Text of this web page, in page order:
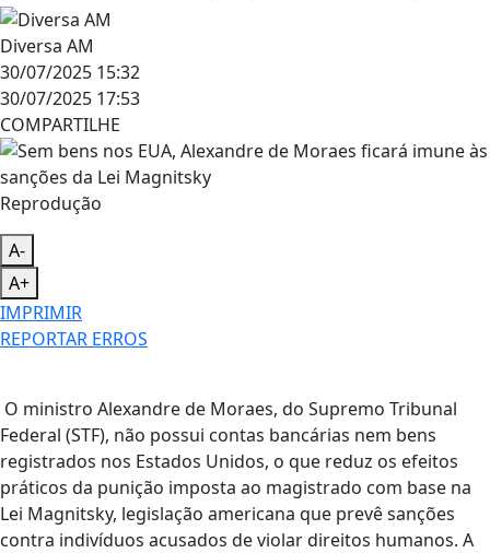
Diversa AM
30/07/2025 15:32
30/07/2025 17:53
COMPARTILHE
Reprodução
A-
A+
IMPRIMIR
REPORTAR ERROS
O ministro Alexandre de Moraes, do Supremo Tribunal
Federal (STF), não possui contas bancárias nem bens
registrados nos Estados Unidos, o que reduz os efeitos
práticos da punição imposta ao magistrado com base na
Lei Magnitsky, legislação americana que prevê sanções
contra indivíduos acusados de violar direitos humanos. A